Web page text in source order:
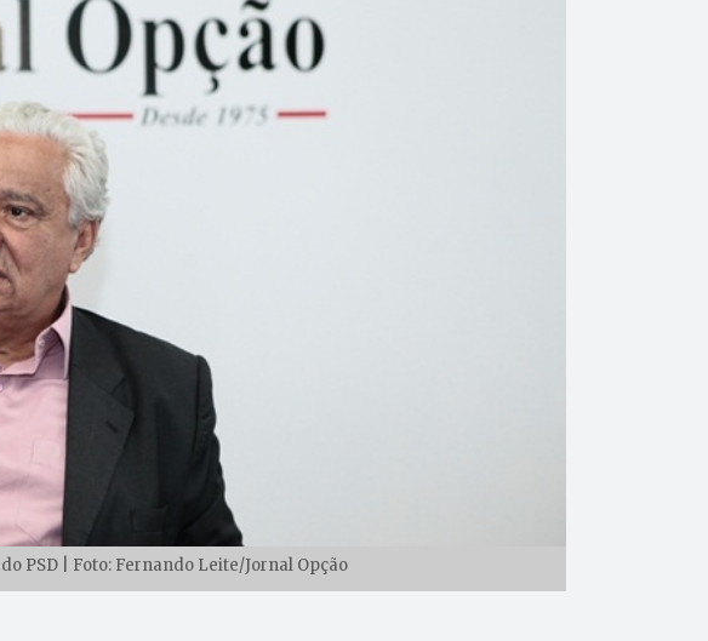
PSD | Foto: Fernando Leite/Jornal Opção